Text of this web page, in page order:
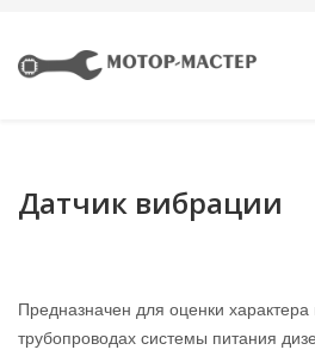
Датчик вибрации
Предназначен для оценки
трубопроводах системы питания